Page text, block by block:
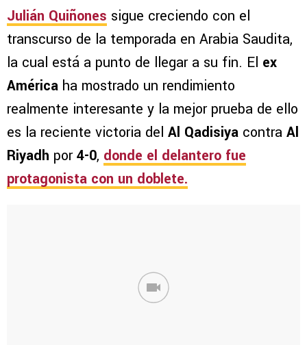
Julián Quiñones sigue creciendo con el
transcurso de la temporada en Arabia Saudita,
la cual está a punto de llegar a su fin. El ex
América ha mostrado un rendimiento
realmente interesante y la mejor prueba de ello
es la reciente victoria del Al Qadisiya contra Al
Riyadh por4-0, donde el delantero fue
protagonista con un doblete.